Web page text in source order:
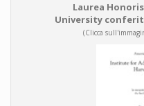
Laurea
University
(Clicca